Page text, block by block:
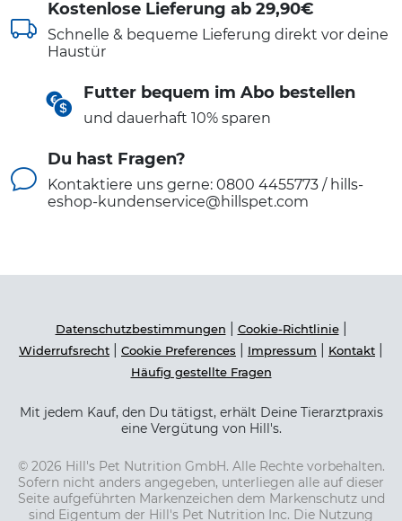
Kostenlose Lieferung ab 29,90€
Schnelle & bequeme Lieferung direkt vor deine
Haustür
Futter bequem im Abo bestellen
und dauerhaft 10% sparen
Du hast Fragen?
Kontaktiere uns gerne: 0800 4455773 / hills-
eshop-kundenservice@hillspet.com
Datenschutzbestimmungen Cookie-Richtlinie|
Widerrufsrecht Cookie Preferences Impressum Kontakt
Häufig gestellte Fragen
Mit jedem Kauf, den Du tätigst, erhält Deine Tierarztpraxis
eine Vergütung von Hill's.
© 2026 Hill's Pet Nutrition GmbH. Alle Rechte vorbehalten.
Sofern nicht anders angegeben, unterliegen alle auf dieser
Seite aufgeführten Markenzeichen dem Markenschutz und
sind Eigentum der Hill's Pet Nutrition Inc. Die Nutzung